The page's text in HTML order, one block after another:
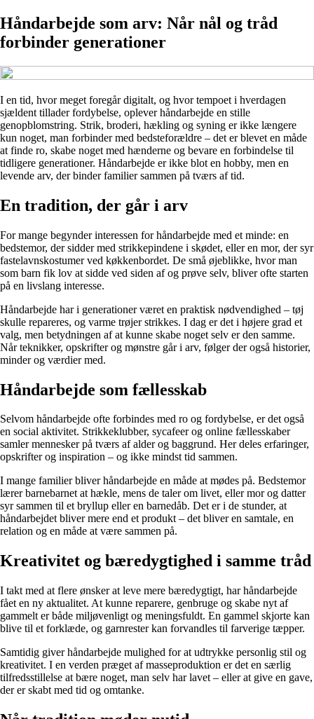
Håndarbejde som arv: Når nål og tråd
forbinder generationer
I en tid, hvor meget foregår digitalt, og hvor tempoet i hverdagen
sjældent tillader fordybelse, oplever håndarbejde en stille
genopblomstring. Strik, broderi, hækling og syning er ikke længere
kun noget, man forbinder med bedsteforældre – det er blevet en måde
at finde ro, skabe noget med hænderne og bevare en forbindelse til
tidligere generationer. Håndarbejde er ikke blot en hobby, men en
levende arv, der binder familier sammen på tværs af tid.
En tradition, der går i arv
For mange begynder interessen for håndarbejde med et minde: en
bedstemor, der sidder med strikkepindene i skødet, eller en mor, der syr
fastelavnskostumer ved køkkenbordet. De små øjeblikke, hvor man
som barn fik lov at sidde ved siden af og prøve selv, bliver ofte starten
på en livslang interesse.
Håndarbejde har i generationer været en praktisk nødvendighed – tøj
skulle repareres, og varme trøjer strikkes. I dag er det i højere grad et
valg, men betydningen af at kunne skabe noget selv er den samme.
Når teknikker, opskrifter og mønstre går i arv, følger der også historier,
minder og værdier med.
Håndarbejde som fællesskab
Selvom håndarbejde ofte forbindes med ro og fordybelse, er det også
en social aktivitet. Strikkeklubber, sycafeer og online fællesskaber
samler mennesker på tværs af alder og baggrund. Her deles erfaringer,
opskrifter og inspiration – og ikke mindst tid sammen.
I mange familier bliver håndarbejde en måde at mødes på. Bedstemor
lærer barnebarnet at hækle, mens de taler om livet, eller mor og datter
syr sammen til et bryllup eller en barnedåb. Det er i de stunder, at
håndarbejdet bliver mere end et produkt – det bliver en samtale, en
relation og en måde at være sammen på.
Kreativitet og bæredygtighed i samme tråd
I takt med at flere ønsker at leve mere bæredygtigt, har håndarbejde
fået en ny aktualitet. At kunne reparere, genbruge og skabe nyt af
gammelt er både miljøvenligt og meningsfuldt. En gammel skjorte kan
blive til et forklæde, og garnrester kan forvandles til farverige tæpper.
Samtidig giver håndarbejde mulighed for at udtrykke personlig stil og
kreativitet. I en verden præget af masseproduktion er det en særlig
tilfredsstillelse at bære noget, man selv har lavet – eller at give en gave,
der er skabt med tid og omtanke.